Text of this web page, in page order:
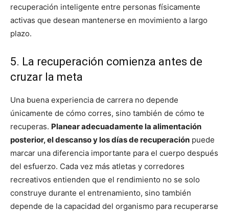
recuperación inteligente entre personas físicamente
activas que desean mantenerse en movimiento a largo
plazo.
5. La recuperación comienza antes de
cruzar la meta
Una buena experiencia de carrera no depende
únicamente de cómo corres, sino también de cómo te
recuperas. Planear adecuadamente la alimentación
posterior, el descanso y los días de recuperación puede
marcar una diferencia importante para el cuerpo después
del esfuerzo. Cada vez más atletas y corredores
recreativos entienden que el rendimiento no se solo
construye durante el entrenamiento, sino también
depende de la capacidad del organismo para recuperarse